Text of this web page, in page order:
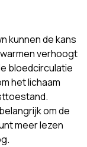
kunnen de kans
verhoogt
bloedcirculatie
het lichaam
om de
meer lezen